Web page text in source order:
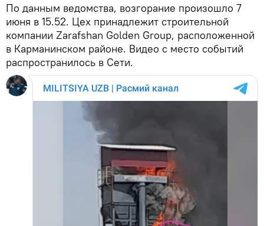
По данным ведомства, возгорание произошло 7
июня в 15.52. Цех принадлежит строительной
компании Zarafshan Golden Group, расположенной
в Карманинском районе. Видео с место событий
распространилось в Сети.